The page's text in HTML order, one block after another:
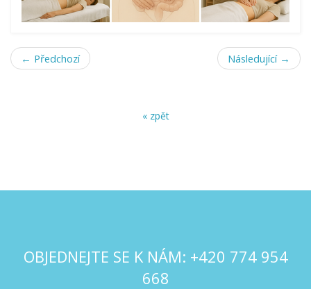
← Předchozí Následující →
« zpět
OBJEDNEJTE SE K NÁM: +420 774 954
668